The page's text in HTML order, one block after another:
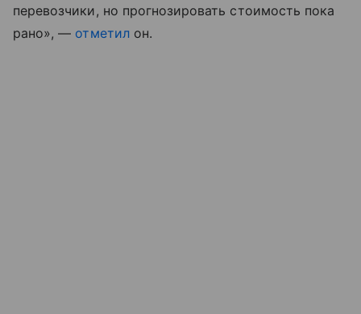
перевозчики, но прогнозировать стоимость пока
рано», — отметилон.